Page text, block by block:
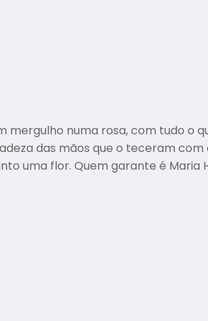
mergulho numa rosa, com tudo
das mãos que o teceram
uma flor. Quem garante é Maria